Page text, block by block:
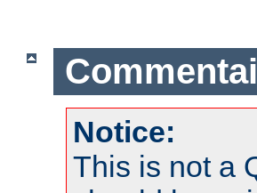
Notice:
This is not a